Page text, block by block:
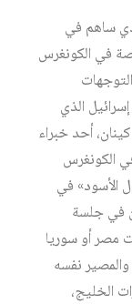
ساهم في
في الكونغرس
الذي
أحد خبراء
الكونغرس
الأسود» في
في جلسة
مصر أو سوريا
والمصير نفسه
الخليج،